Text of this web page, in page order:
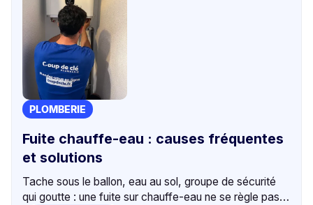
PLOMBERIE
Fuite chauffe-eau : causes fréquentes
et solutions
Tache sous le ballon, eau au sol, groupe de sécurité
qui goutte : une fuite sur chauffe-eau ne se règle pas